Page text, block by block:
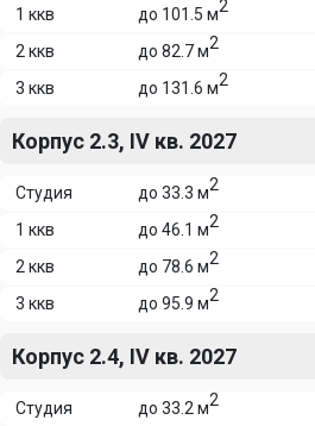
1 ккв до 101.5 м2
2 ккв
до 82.7 м2
3 ккв
до 131.6 м2
Корпус 2.3, IV кв. 2027
Студия до 33.3 м2
1 ккв
до 46.1 м2
2 ккв
до 78.6 м2
3 ккв
до 95.9 м2
Корпус 2.4, IV кв. 2027
Студия до 33.2 м2